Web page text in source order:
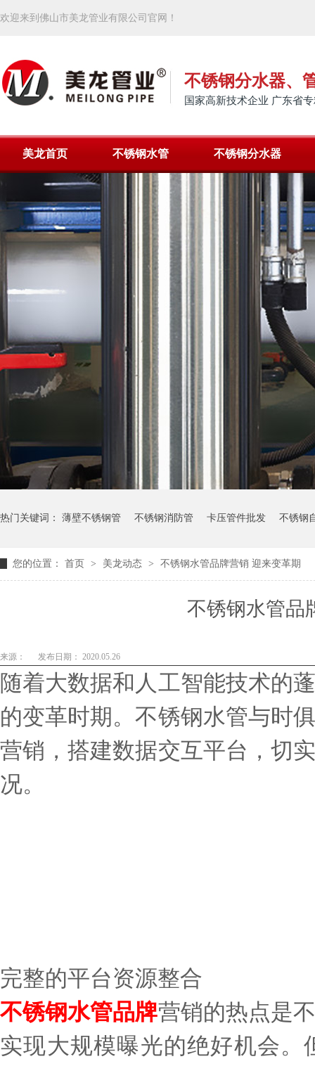
欢迎来到佛山市美龙管业有限公司官网！
不锈钢分水器、
国家高新技术企业 广东省
美龙首页 不锈钢水管 不锈钢分水器
热门关键词： 薄壁不锈钢管 不锈钢消防管 卡压管件批发 不锈钢
您的位置： 首页 > 美龙动态 > 不锈钢水管品牌营销 迎来变革期
不锈钢水管品
来源： 发布日期： 2020.05.26
随着大数据和人工智能技术的
的变革时期。不锈钢水管与时
营销，搭建数据交互平台，切
况。
完整的平台资源整合
不锈钢水管品牌营销的热点是
实现大规模曝光的绝好机会